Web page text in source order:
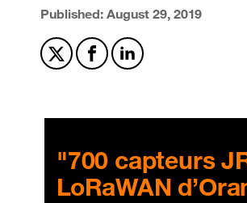
Published: August 29, 2019
Share on XShare on Facebook
Share on LinkedIn
"700 capteurs
LoRaWAN